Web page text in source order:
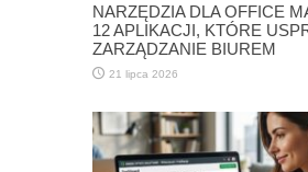
NARZĘDZIA DLA OFFICE
12 APLIKACJI, KTÓRE
ZARZĄDZANIE BIUREM
21 lipca 2026